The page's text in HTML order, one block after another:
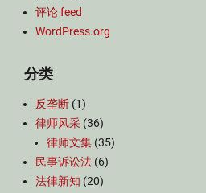
评论 feed
WordPress.org
分类
反垄断 (1)
律师风采 (36)
律师文集 (35)
民事诉讼法 (6)
法律新知 (20)